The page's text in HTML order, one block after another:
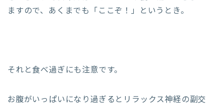
ますので、あくまでも「ここぞ！」というとき。
それと食べ過ぎにも注意です。
お腹がいっぱいになり過ぎるとリラックス神経の副交